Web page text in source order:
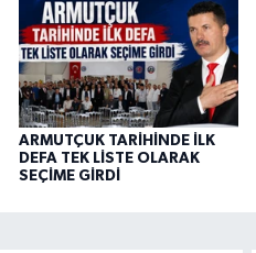
ARMUTÇUK TARİHİNDE İLK
DEFA TEK LİSTE OLARAK
SEÇİME GİRDİ